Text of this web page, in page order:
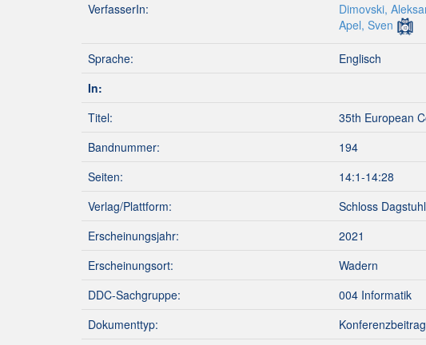
VerfasserIn:
Dimovski,
Apel, Sven
Sprache:
Englisch
In:
Titel:
35th European
Bandnummer:
194
Seiten:
14:1-14:28
Verlag/Plattform:
Schloss Dagstuhl
Erscheinungsjahr:
2021
Erscheinungsort:
Wadern
DDC-Sachgruppe:
004 Informatik
Dokumenttyp: